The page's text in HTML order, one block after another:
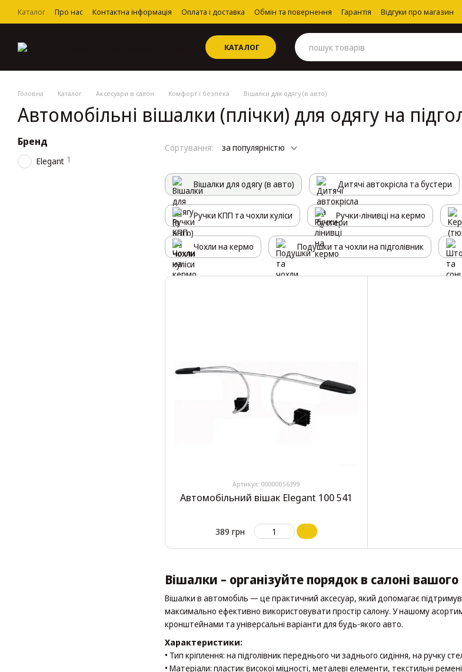
Перейти до основного контенту
Каталог Про нас Контактна інформація Оплата і доставка Обмін та повернення Гарантія Відгуки про магазин
Угода користувача
КАТАЛОГ
Головна Каталог Аксесуари в салон Комфорт і безпека Вішалки для одягу (в авто)
Автомобільні вішалки (плічки) для одягу на
Сортування: за популярністю
Вішалки для одягу (в авто) Дитячі автокрісла та бустери
Ручки КПП та чохли куліси Ручки-лінивці на кермо
Чохли на кермо Подушки та чохли на підголівник
Вішалки – організуйте порядок в салоні вашого
Вішалки в автомобіль — це практичний аксесуар, який допомагає
максимально ефективно використовувати простір салону. У нашому
кронштейнами та універсальні варіанти для будь-якого авто.
Характеристики:
• Тип кріплення: на підголівник переднього чи заднього сидіння, на ручку
• Матеріали: пластик високої міцності, металеві елементи, текстильні
Артикул: 00000056399
Автомобільний вішак Elegant 100 541
389 грн
Бренд
Elegant 1